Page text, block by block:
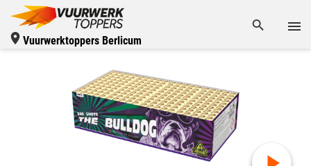
Vuurwerktoppers Berlicum